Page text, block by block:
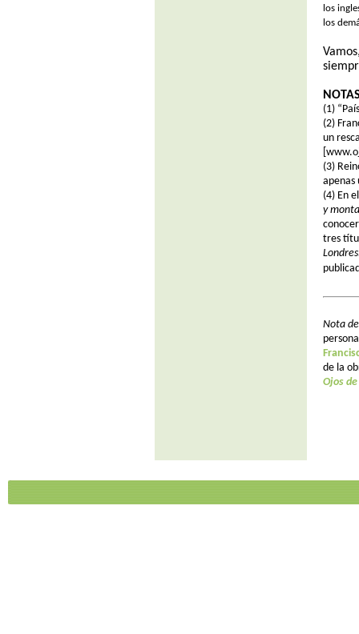
los
los
(1)
(2)
un
(3)
apenas
(4) En
y
tres
Nota
de la
Ojos